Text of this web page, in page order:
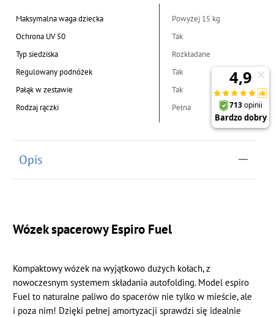
Maksymalna waga dziecka
Powyżej 15 kg
Ochrona UV 50
Tak
Typ siedziska
Rozkładane
Regulowany podnóżek
Tak
Pałąk w zestawie
Tak
Rodzaj rączki
Pełna
Opis
Wózek spacerowy Espiro Fuel
Kompaktowy wózek na wyjątkowo dużych kołach, z
nowoczesnym systemem składania autofolding. Model espiro
Fuel to naturalne paliwo do spacerów nie tylko w mieście, ale
i poza nim! Dzięki pełnej amortyzacji sprawdzi się idealnie